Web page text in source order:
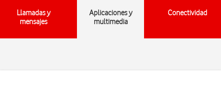
Llamadas y
mensajes
Aplicaciones y
multimedia
Conectividad